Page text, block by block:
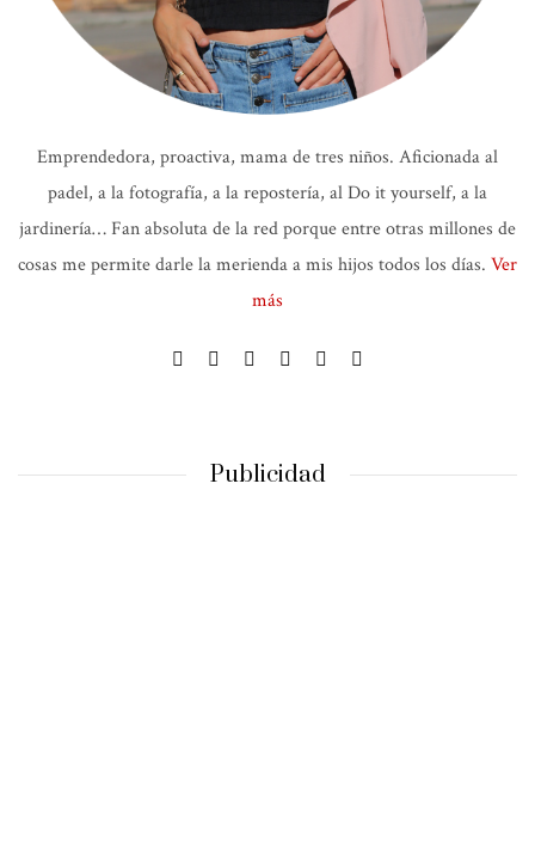
Emprendedora, proactiva, mama de tres niños. Aficionada al
padel, a la fotografía, a la repostería, al Do it yourself, a la
jardinería… Fan absoluta de la red porque entre otras millones de
cosas me permite darle la merienda a mis hijos todos los días. Ver
más
Publicidad